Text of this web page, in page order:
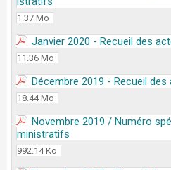
1.37 Mo
Janvier 2020 - Recueil des
11.36 Mo
Décembre 2019 - Recueil
18.44 Mo
Novembre 2019 / Numéro
ministratifs
992.14 Ko